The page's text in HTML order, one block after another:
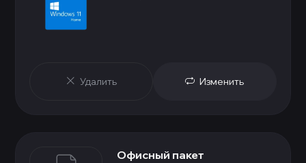
Удалить Изменить
Офисный пакет